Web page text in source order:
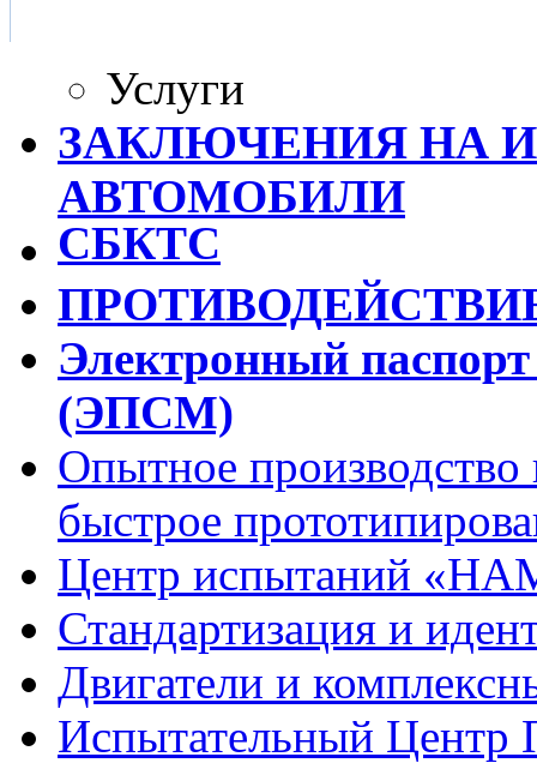
Услуги
ЗАКЛЮЧЕНИЯ НА
АВТОМОБИЛИ
СБКТС
Электронный
(ЭПСМ)
Опытное производство
быстрое
Центр испытаний
Стандартизация и
Двигатели и
Испытательный Центр